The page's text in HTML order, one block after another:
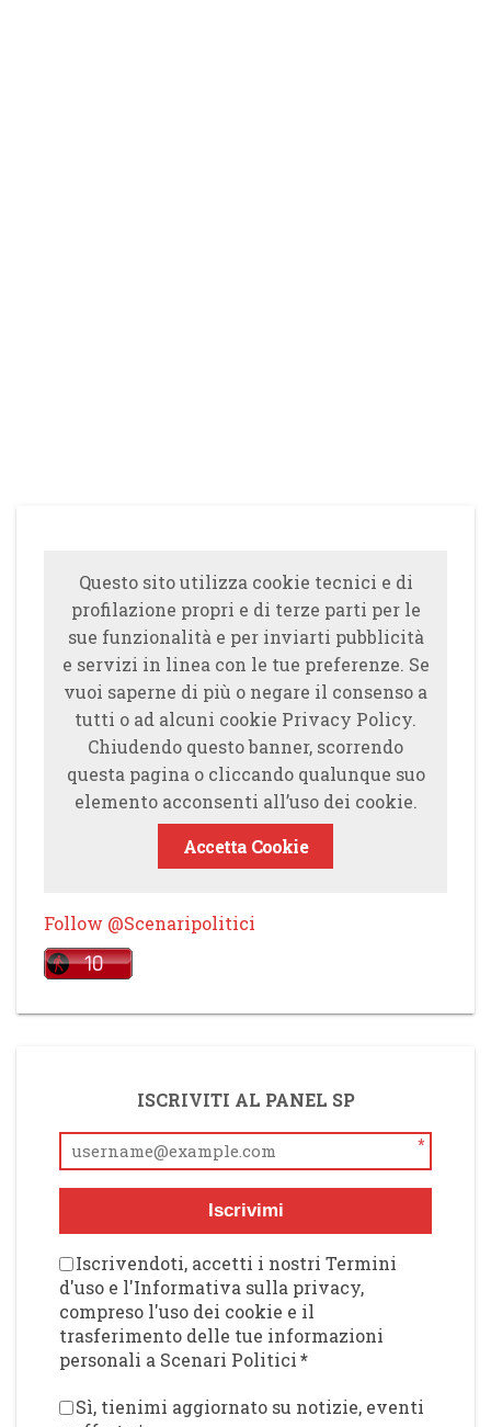
Questo sito utilizza cookie tecnici e di
profilazione propri e di terze parti per le
sue funzionalità e per inviarti pubblicità
e servizi in linea con le tue preferenze. Se
vuoi saperne di più o negare il consenso a
tutti o ad alcuni cookie Privacy Policy.
Chiudendo questo banner, scorrendo
questa pagina o cliccando qualunque suo
elemento acconsenti all’uso dei cookie.
Accetta Cookie
Follow @Scenaripolitici
ISCRIVITI AL PANEL SP
*
Iscrivimi
Iscrivendoti, accetti i nostri Termini
d'uso e l'Informativa sulla privacy,
compreso l'uso dei cookie e il
trasferimento delle tue informazioni
personali a Scenari Politici*
Sì, tienimi aggiornato su notizie, eventi